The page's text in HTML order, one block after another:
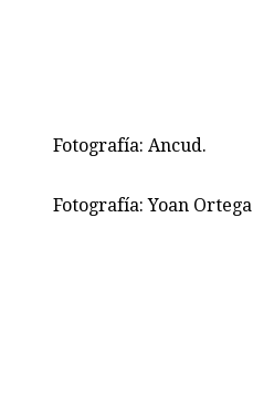
Fotografía: Ancud.
Fotografía: Yoan